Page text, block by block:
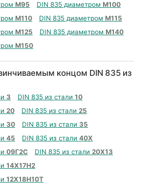
М95 DIN 835 диаметром М100
М110 DIN 835 диаметром М115
М125 DIN 835 диаметром М140
М150
концом DIN 835 из
3 DIN 835 из стали 10
20 DIN 835 из стали 25
30 DIN 835 из стали 35
45 DIN 835 из стали 40Х
09Г2С DIN 835 из стали 20Х13
14Х17Н2
12Х18Н10Т